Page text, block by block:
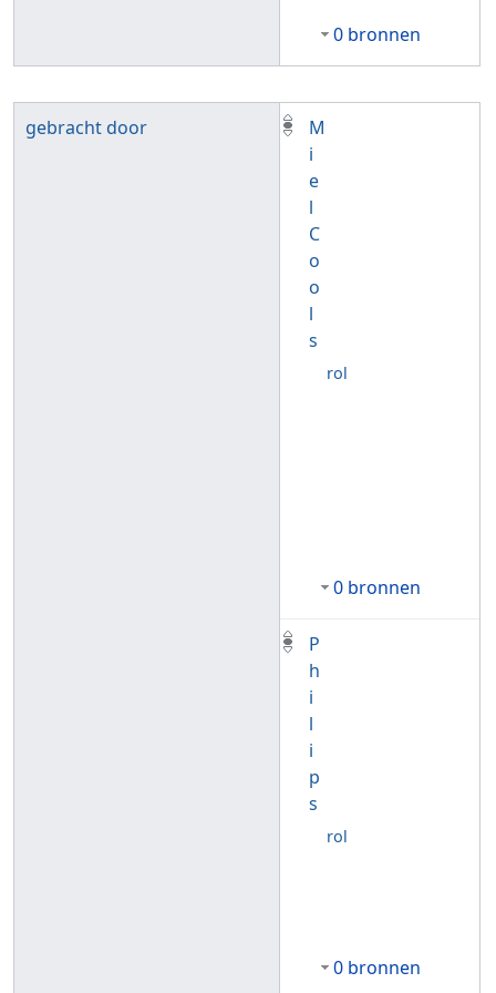
0 bronnen
gebracht door
M
i
e
l
C
o
o
l
s
rol
0 bronnen
P
h
i
l
i
p
s
rol
0 bronnen